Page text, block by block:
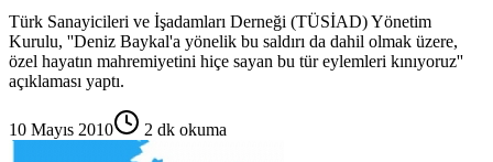
Türk Sanayicileri ve İşadamları Derneği (TÜSİAD) Yönetim
Kurulu, ''Deniz Baykal'a yönelik bu saldırı da dahil olmak üzere,
özel hayatın mahremiyetini hiçe sayan bu tür eylemleri kınıyoruz''
açıklaması yaptı.
10 Mayıs 2010 2 dk okuma